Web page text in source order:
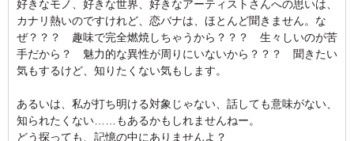
好きなモノ、好きな世界、好きなアーティストさんへの思いは、
カナリ熱いのですけれど、恋バナは、ほとんど聞きません。な
ぜ？？？ 趣味で完全燃焼しちゃうから？？？ 生々しいのが苦
手だから？ 魅力的な異性が周りにいないから？？？ 聞きたい
気もするけど、知りたくない気もします。
あるいは、私が打ち明ける対象じゃない、話しても意味がない、
知られたくない……もあるかもしれませんねー。
どう探っても、記憶の中にありませんよ？